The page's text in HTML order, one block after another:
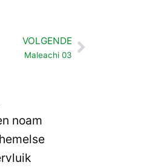
VOLGENDE
Maleachi 03Volgende
noam